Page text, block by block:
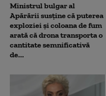
Ministrul bulgar al
Apărării susține că puterea
exploziei și coloana de fum
arată că drona transporta o
cantitate semnificativă
de...